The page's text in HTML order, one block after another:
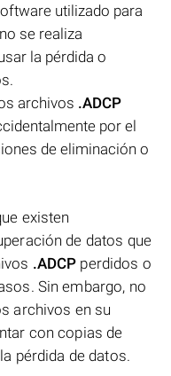
utilizado para
no se realiza
la pérdida o
archivos .ADCP
por el
de eliminación o
existen
de datos que
.ADCP perdidos o
Sin embargo, no
archivos en su
con copias de
pérdida de datos.